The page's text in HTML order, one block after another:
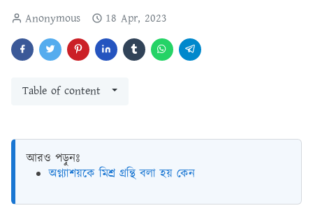
Anonymous 18 Apr, 2023
Table of content
আরও পড়ুনঃ
অগ্ন্যাশয়কে মিশ্র গ্রন্থি বলা হয় কেন